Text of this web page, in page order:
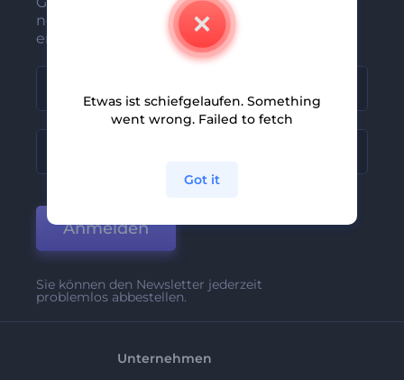
neuesten Nachrichten und Angebote
erhalten
Anmelden
Sie können den Newsletter jederzeit
problemlos abbestellen.
Unternehmen
Etwas ist schiefgelaufen. Something
went wrong. Failed to fetch
Got it